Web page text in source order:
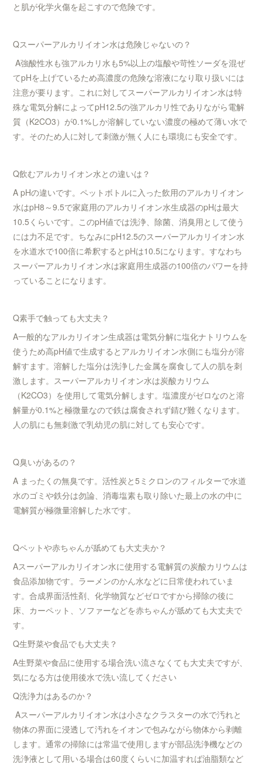
と肌が化学火傷を起こすので危険です。
Qスーパーアルカリイオン水は危険じゃないの？
A強酸性水も強アルカリ水も5%以上の塩酸や苛性ソーダを混ぜ
てpHを上げているため高濃度の危険な溶液になり取り扱いには
注意が要ります。これに対してスーパーアルカリイオン水は特
殊な電気分解によってpH12.5の強アルカリ性でありながら電解
質（K2CO3）が0.1%しか溶解していない濃度の極めて薄い水で
す。そのため人に対して刺激が無く人にも環境にも安全です。
Q飲むアルカリイオン水との違いは？
A pHの違いです。ペットボトルに入った飲用のアルカリイオン
水はpH8～9.5で家庭用のアルカリイオン水生成器のpHは最大
10.5くらいです。このpH値では洗浄、除菌、消臭用として使う
には力不足です。ちなみにpH12.5のスーパーアルカリイオン水
を水道水で100倍に希釈するとpHは10.5になります。すなわち
スーパーアルカリイオン水は家庭用生成器の100倍のパワーを持
っていることになります。
Q素手で触っても大丈夫？
A一般的なアルカリイオン生成器は電気分解に塩化ナトリウムを
使うため高pH値で生成するとアルカリイオン水側にも塩分が溶
解すます。溶解した塩分は洗浄した金属を腐食して人の肌を刺
激します。スーパーアルカリイオン水は炭酸カリウム
（K2CO3）を使用して電気分解します。塩濃度がゼロなのと溶
解量が0.1%と極微量なので鉄は腐食されず錆び難くなります。
人の肌にも無刺激で乳幼児の肌に対しても安心です。
Q臭いがあるの？
A まったくの無臭です。活性炭と5ミクロンのフィルターで水道
水のゴミや鉄分は勿論、消毒塩素も取り除いた最上の水の中に
電解質が極微量溶解した水です。
Qペットや赤ちゃんが舐めても大丈夫か？
Aスーパーアルカリイオン水に使用する電解質の炭酸カリウムは
食品添加物です。ラーメンのかん水などに日常使われていま
す。合成界面活性剤、化学物質などゼロですから掃除の後に
床、カーペット、ソファーなどを赤ちゃんが舐めても大丈夫で
す。
Q生野菜や食品でも大丈夫？
A生野菜や食品に使用する場合洗い流さなくても大丈夫ですが、
気になる方は使用後水で洗い流してください
Q洗浄力はあるのか？
Aスーパーアルカリイオン水は小さなクラスターの水で汚れと
物体の界面に浸透して汚れをイオンで包みながら物体から剥離
します。通常の掃除には常温で使用しますが部品洗浄機などの
洗浄液として用いる場合は60度くらいに加温すれば油脂類など